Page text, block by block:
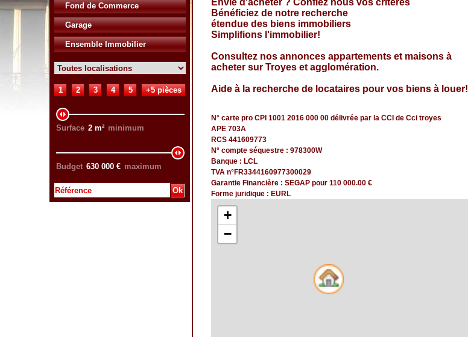
Fond de Commerce
Garage
Ensemble Immobilier
1 2 3 4 5 +5 pièces
Surface 2 m² minimum
Budget 630 000 € maximum
Envie d'acheter ? Confiez nous vos critères
Bénéficiez de notre recherche
étendue des biens immobiliers
Simplifions l'immobilier!
Consultez nos annonces appartements et maisons à
acheter sur Troyes et agglomération.
Aide à la recherche de locataires pour vos biens à louer!
N° carte pro CPI 1001 2016 000 00 délivrée par la CCI de Cci troyes
APE 703A
RCS 441609773
N° compte séquestre : 978300W
Banque : LCL
TVA n°FR3344160977300029
Garantie Financière : SEGAP pour 110 000.00 €
Forme juridique : EURL
+
−